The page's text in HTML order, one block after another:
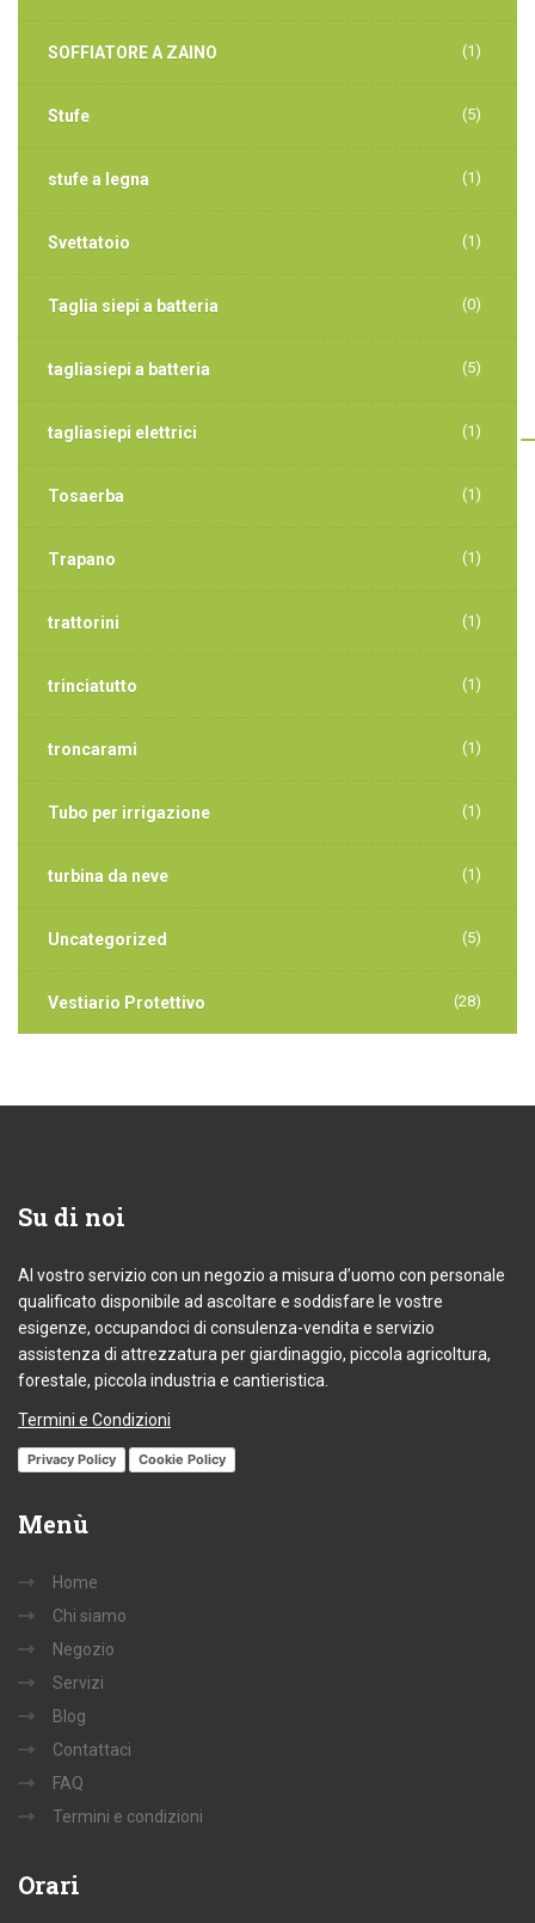
SOFFIATORE A ZAINO (1)
Stufe (5)
stufe a legna (1)
Svettatoio (1)
Taglia siepi a batteria (0)
tagliasiepi a batteria (5)
tagliasiepi elettrici (1)
Tosaerba (1)
Trapano (1)
trattorini (1)
trinciatutto (1)
troncarami (1)
Tubo per irrigazione (1)
turbina da neve (1)
Uncategorized (5)
Vestiario Protettivo (28)
Su di noi
Al vostro servizio con un negozio a misura d’uomo con personale
qualificato disponibile ad ascoltare e soddisfare le vostre
esigenze, occupandoci di consulenza-vendita e servizio
assistenza di attrezzatura per giardinaggio, piccola agricoltura,
forestale, piccola industria e cantieristica.
Termini e Condizioni
Privacy Policy Cookie Policy
Menù
Home
Chi siamo
Negozio
Servizi
Blog
Contattaci
FAQ
Termini e condizioni
Orari